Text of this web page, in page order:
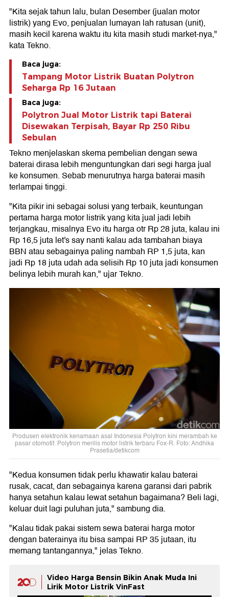
"Kita sejak tahun lalu, bulan Desember (jualan motor
listrik) yang Evo, penjualan lumayan lah ratusan (unit),
masih kecil karena waktu itu kita masih studi market-nya,"
kata Tekno.
Baca juga:
Tampang Motor Listrik Buatan Polytron
Seharga Rp 16 Jutaan
Baca juga:
Polytron Jual Motor Listrik tapi Baterai
Disewakan Terpisah, Bayar Rp 250 Ribu
Sebulan
Tekno menjelaskan skema pembelian dengan sewa
baterai dirasa lebih menguntungkan dari segi harga jual
ke konsumen. Sebab menurutnya harga baterai masih
terlampai tinggi.
"Kita pikir ini sebagai solusi yang terbaik, keuntungan
pertama harga motor listrik yang kita jual jadi lebih
terjangkau, misalnya Evo itu harga otr Rp 28 juta, kalau ini
Rp 16,5 juta let's say nanti kalau ada tambahan biaya
BBN atau sebagainya paling nambah RP 1,5 juta, kan
jadi Rp 18 juta udah ada selisih Rp 10 juta jadi konsumen
belinya lebih murah kan," ujar Tekno.
Produsen elektronik kenamaan asal Indonesia Polytron kini merambah ke
pasar otomotif. Polytron merilis motor listrik terbaru Fox-R. Foto: Andhika
Prasetia/detikcom
"Kedua konsumen tidak perlu khawatir kalau baterai
rusak, cacat, dan sebagainya karena garansi dari pabrik
hanya setahun kalau lewat setahun bagaimana? Beli lagi,
keluar duit lagi puluhan juta," sambung dia.
"Kalau tidak pakai sistem sewa baterai harga motor
dengan baterainya itu bisa sampai RP 35 jutaan, itu
memang tantangannya," jelas Tekno.
Video Harga Bensin Bikin Anak Muda Ini
Lirik Motor Listrik VinFast